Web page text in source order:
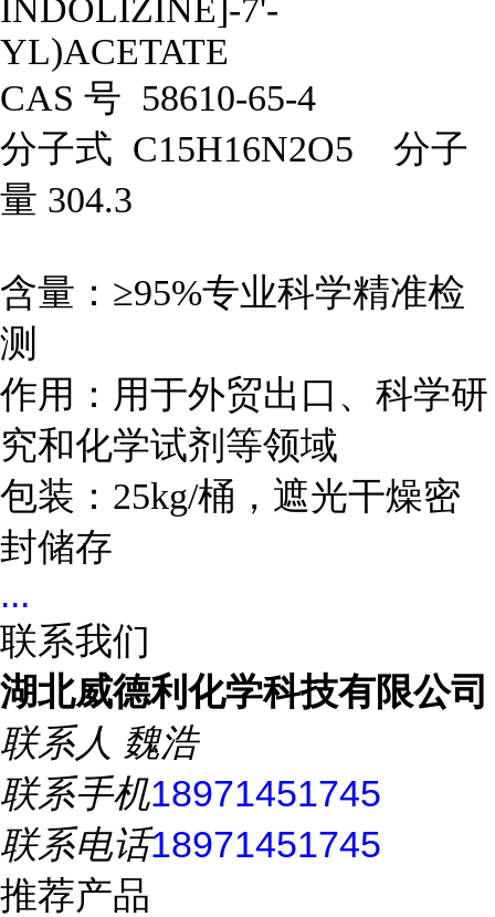
INDOLIZINE]-7'-
YL)ACETATE
CAS 号 58610-65-4
分子式 C15H16N2O5 分子
量 304.3
含量：≥95%专业科学精准检
测
作用：用于外贸出口、科学研
究和化学试剂等领域
包装：25kg/桶，遮光干燥密
封储存
...
联系我们
湖北威德利化学科技有限公司
联系人 魏浩
联系手机18971451745
联系电话18971451745
推荐产品